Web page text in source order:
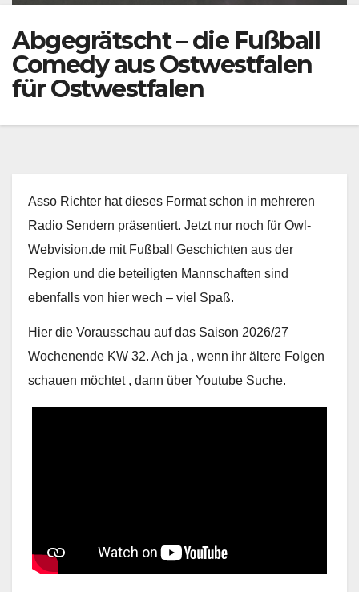
Abgegrätscht – die Fußball
Comedy aus Ostwestfalen
für Ostwestfalen
Asso Richter hat dieses Format schon in mehreren
Radio Sendern präsentiert. Jetzt nur noch für Owl-
Webvision.de mit Fußball Geschichten aus der
Region und die beteiligten Mannschaften sind
ebenfalls von hier wech – viel Spaß.
Hier die Vorausschau auf das Saison 2026/27
Wochenende KW 32. Ach ja , wenn ihr ältere Folgen
schauen möchtet , dann über Youtube Suche.